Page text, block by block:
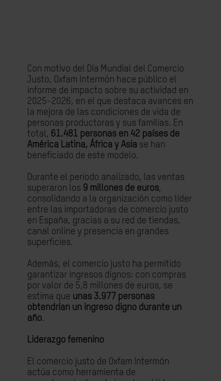
Con motivo del Día Mundial del Comercio
Justo, Oxfam Intermón hace público el
informe de impacto sobre su actividad en
2025-2026, en el que destaca avances en
la mejora de las condiciones de vida de
personas productoras y sus familias. En
total, 61.481 personas en 42 países de
América Latina, África y Asia se han
beneficiado de este modelo.
Durante el periodo analizado, las ventas
superaron los 9 millones de euros,
consolidando a la organización como líder
entre las importadoras de comercio justo
en España, gracias a su red de tiendas,
canal online y presencia en grandes
superficies.
Además, el comercio justo ha permitido
garantizar ingresos dignos: con compras
por valor de 5,8 millones de euros, se
estima que unas 3.977 personas
obtendrían un ingreso digno durante un
año.
Liderazgo femenino
El comercio justo de Oxfam Intermón
actúa como herramienta de